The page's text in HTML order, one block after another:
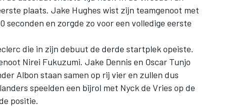
plaats. Jake Hughes wist zijn teamgenoot met
seconden en zorgde zo voor een volledige eerste
die in zijn debuut de derde startplek opeiste.
Nirei Fukuzumi. Jake Dennis en Oscar Tunjo
Albon staan samen op rij vier en zullen dus
speelden een bijrol met Nyck de Vries op de
positie.